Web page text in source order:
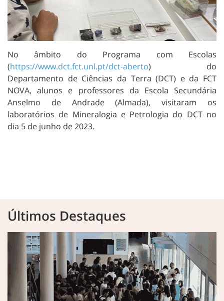
No âmbito do Programa com Escolas
(https://www.dct.fct.unl.pt/dct-aberto) do
Departamento de Ciências da Terra (DCT) e da FCT
NOVA, alunos e professores da Escola Secundária
Anselmo de Andrade (Almada), visitaram os
laboratórios de Mineralogia e Petrologia do DCT no
dia 5 de junho de 2023.
Últimos Destaques